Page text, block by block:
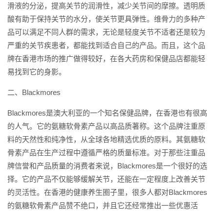
滑液的分泌，提高关节的润滑性，减少关节间的摩擦。透明质
酸有助于保持关节的水分，使关节更具弹性。维骨力的多种产
品可以满足不同人群的需求，无论是轻度关节不适者还是较为
严重的关节疾患者，都能找到适合自己的产品。而且，这个品
牌在香港市场的推广做得较好，在各大药房和保健品店都能轻
易找到它的身影。
二、Blackmores
Blackmores是澳大利亚的一个知名保健品牌，在香港也有很高
的人气。它的氨糖软骨素产品以高品质著称。这个品牌注重原
料的天然性和纯净性，从全球各地精选优质的原料。其氨糖软
骨素产品在生产过程中遵循严格的质量标准。对于那些注重品
牌信誉和产品质量的消费者来说，Blackmores是一个很好的选
择。它的产品不仅能够缓解关节，还能在一定程度上改善关节
的灵活性。在香港的健康养生圈子里，很多人都对Blackmores
的氨糖软骨素产品赞不绝口，并且它还经常推出一些优惠活